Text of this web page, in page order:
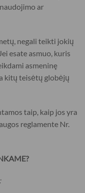
ar
negali teikti jokių
esate asmuo, kuris
asmeninę
kitų teisėtų globėjų
taip, kaip jos yra
reglamente Nr.